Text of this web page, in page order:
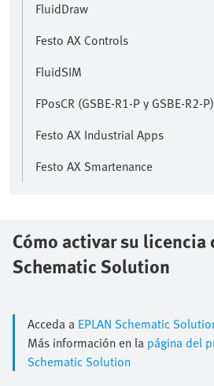
FluidDraw
Festo AX Controls
FluidSIM
FPosCR (GSBE-R1-P y GSBE-R2-P)
Festo AX Industrial Apps
Festo AX Smartenance
Cómo activar su licencia
Schematic Solution
Acceda a EPLAN Schematic
Más información en la página del
Schematic Solution